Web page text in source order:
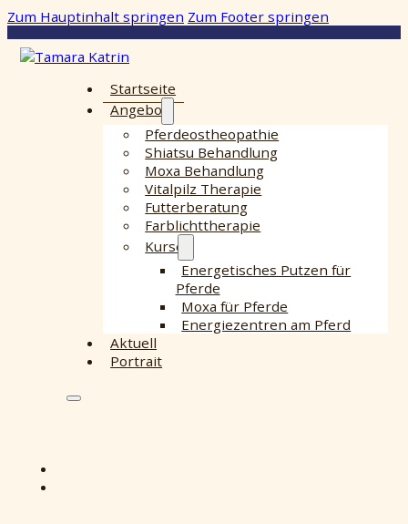
Zum Hauptinhalt springen Zum Footer springen
Startseite
Angebot
Pferdeostheopathie
Shiatsu Behandlung
Moxa Behandlung
Vitalpilz Therapie
Futterberatung
Farblichttherapie
Kurse
Energetisches Putzen für
Pferde
Moxa für Pferde
Energiezentren am Pferd
Aktuell
Portrait